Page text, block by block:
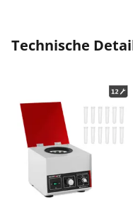
Technische